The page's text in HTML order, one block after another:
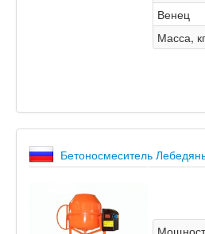
Венец
Масса, кг
Бетоносмеситель